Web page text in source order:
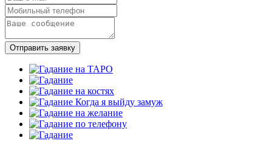
Отправить заявку